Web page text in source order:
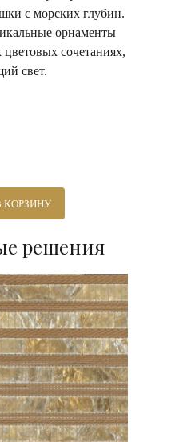
с морских глубин.
орнаменты
сочетаниях,
свет.
КОРЗИНУ
решения